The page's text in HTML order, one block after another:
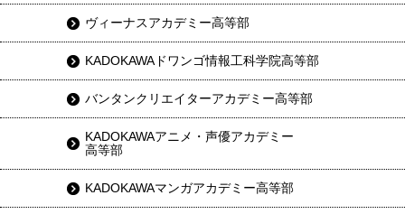
ヴィーナスアカデミー高等部
KADOKAWAドワンゴ情報工科学院高等部
バンタンクリエイターアカデミー高等部
KADOKAWAアニメ・声優アカデミー
高等部
KADOKAWAマンガアカデミー高等部